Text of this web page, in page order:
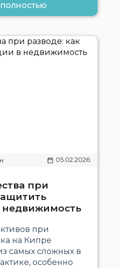
05.02.2026
при
недвижимость
при
на Кипре
самых сложных в
особенно